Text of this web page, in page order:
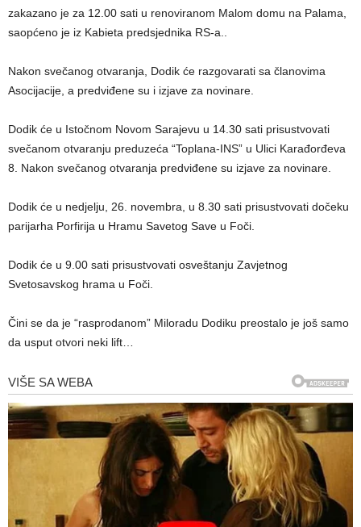
zakazano je za 12.00 sati u renoviranom Malom domu na Palama,
saopćeno je iz Kabieta predsjednika RS-a..
Nakon svečanog otvaranja, Dodik će razgovarati sa članovima
Asocijacije, a predviđene su i izjave za novinare.
Dodik će u Istočnom Novom Sarajevu u 14.30 sati prisustvovati
svečanom otvaranju preduzeća “Toplana-INS” u Ulici Karađorđeva
8. Nakon svečanog otvaranja predviđene su izjave za novinare.
Dodik će u nedjelju, 26. novembra, u 8.30 sati prisustvovati dočeku
parijarha Porfirija u Hramu Savetog Save u Foči.
Dodik će u 9.00 sati prisustvovati osveštanju Zavjetnog
Svetosavskog hrama u Foči.
Čini se da je “rasprodanom” Miloradu Dodiku preostalo je još samo
da usput otvori neki lift…